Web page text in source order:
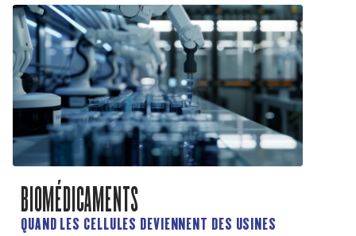
BIOMÉDICAMENTS
QUAND LES CELLULES DEVIENNENT DES USINES